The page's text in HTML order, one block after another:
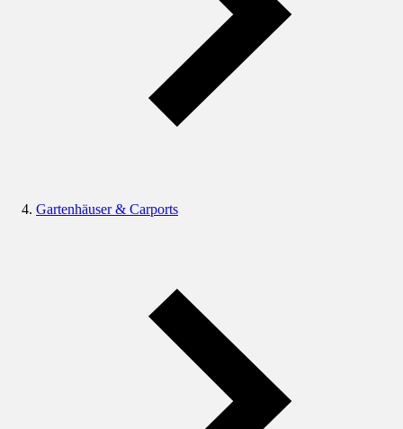
Gartenhäuser & Carports